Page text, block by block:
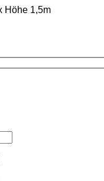
Höhe 1,5m